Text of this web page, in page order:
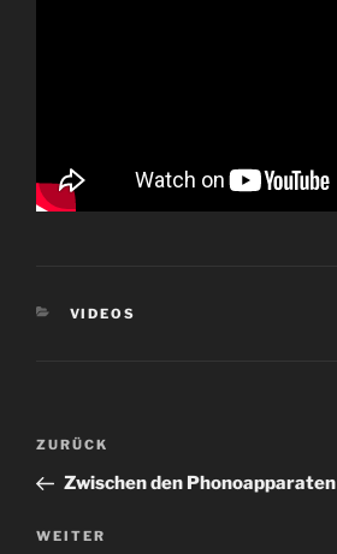
KATEGORIEN
VIDEOS
Beitragsnavigation
Vorheriger
Beitrag
ZURÜCK
Zwischen den Phonoapparaten
Nächster
WEITER